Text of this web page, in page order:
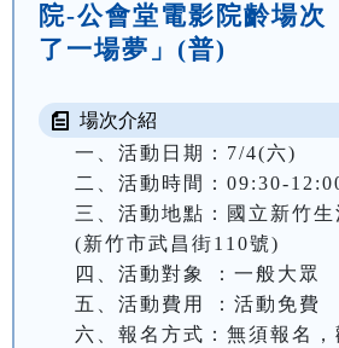
院-公會堂電影院齡場次
了一場夢」(普)
場次介紹
一、活動日期：7/4(六)
二、活動時間：09:30-
三、活動地點：國立新竹
(新竹市武昌街110號)
四、活動對象 ：一般大眾
五、活動費用 ：活動免費
六、報名方式：無須報名，